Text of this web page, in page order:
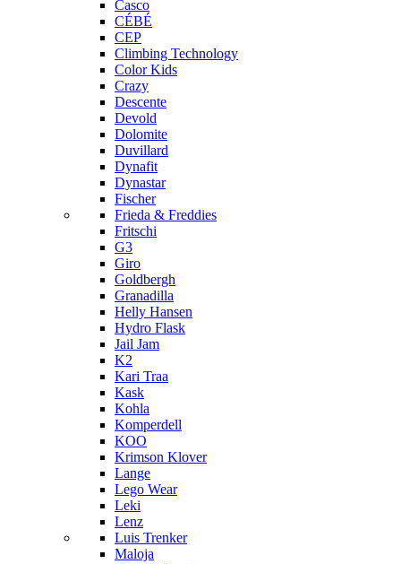
Casco
CÉBÉ
CEP
Climbing Technology
Color Kids
Crazy
Descente
Devold
Dolomite
Duvillard
Dynafit
Dynastar
Fischer
Frieda & Freddies
Fritschi
G3
Giro
Goldbergh
Granadilla
Helly Hansen
Hydro Flask
Jail Jam
K2
Kari Traa
Kask
Kohla
Komperdell
KOO
Krimson Klover
Lange
Lego Wear
Leki
Lenz
Luis Trenker
Maloja